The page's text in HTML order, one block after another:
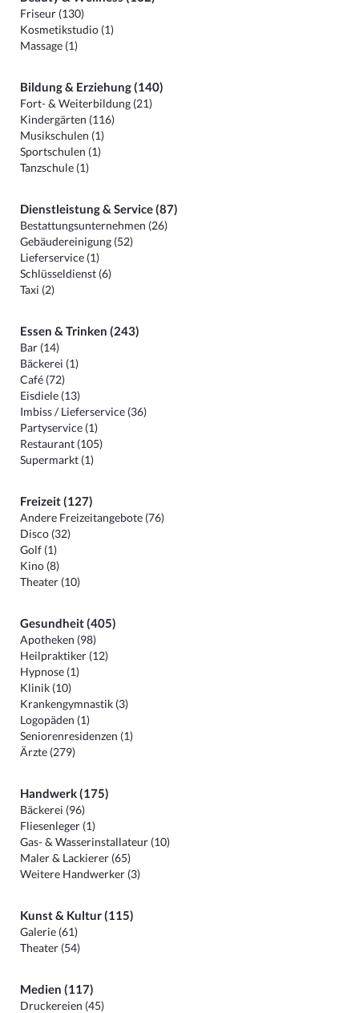
Friseur (130)
Kosmetikstudio (1)
Massage (1)
Bildung & Erziehung (140)
Fort- & Weiterbildung (21)
Kindergärten (116)
Musikschulen (1)
Sportschulen (1)
Tanzschule (1)
Dienstleistung & Service (87)
Bestattungsunternehmen (26)
Gebäudereinigung (52)
Lieferservice (1)
Schlüsseldienst (6)
Taxi (2)
Essen & Trinken (243)
Bar (14)
Bäckerei (1)
Café (72)
Eisdiele (13)
Imbiss / Lieferservice (36)
Partyservice (1)
Restaurant (105)
Supermarkt (1)
Freizeit (127)
Andere Freizeitangebote (76)
Disco (32)
Golf (1)
Kino (8)
Theater (10)
Gesundheit (405)
Apotheken (98)
Heilpraktiker (12)
Hypnose (1)
Klinik (10)
Krankengymnastik (3)
Logopäden (1)
Seniorenresidenzen (1)
Ärzte (279)
Handwerk (175)
Bäckerei (96)
Fliesenleger (1)
Gas- & Wasserinstallateur (10)
Maler & Lackierer (65)
Weitere Handwerker (3)
Kunst & Kultur (115)
Galerie (61)
Theater (54)
Medien (117)
Druckereien (45)